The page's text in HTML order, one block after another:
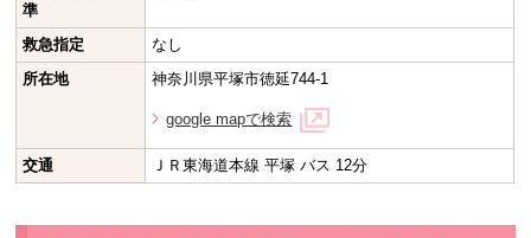
準
救急指定
なし
所在地
神奈川県平塚市徳延744-1
google mapで検索
交通 ＪＲ東海道本線 平塚 バス 12分